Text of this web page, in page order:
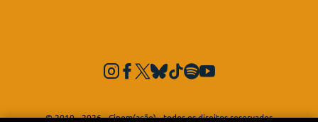
© 2010 - 2026 - Cinem(ação) - todos os direitos reservados